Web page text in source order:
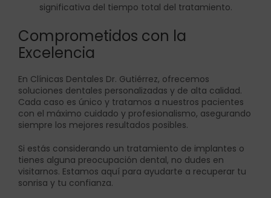
significativa del tiempo total del tratamiento.
Comprometidos con la
Excelencia
En Clínicas Dentales Dr. Gutiérrez, ofrecemos
soluciones dentales personalizadas y de alta calidad.
Cada caso es único y tratamos a nuestros pacientes
con el máximo cuidado y profesionalismo, asegurando
siempre los mejores resultados posibles.
Si estás considerando un tratamiento de implantes o
tienes alguna preocupación dental, no dudes en
visitarnos. Estamos aquí para ayudarte a recuperar tu
sonrisa y tu confianza.